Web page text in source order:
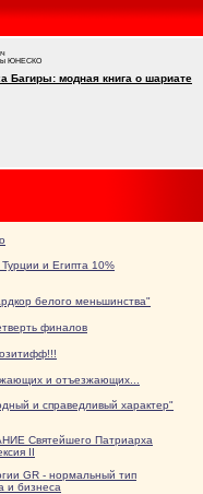
ЮНЕСКО
Багиры: модная книга о шариате
и Египта 10%
белого меньшинства"
финалов
и отъезжающих...
и справедливый характер"
Святейшего Патриарха
II
GR - нормальный тип
и бизнеса